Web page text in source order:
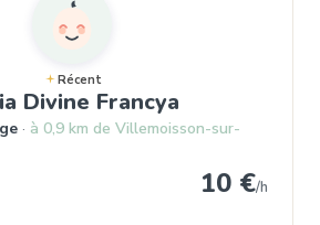
Récent
Divine Francya
à 0,9 km de Villemoisson-sur-
10 €/h